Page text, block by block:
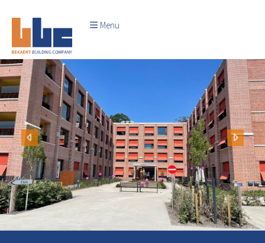
Menu
Vorige